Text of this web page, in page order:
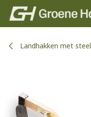
Overslaan naar inhoud
Landhakken met steel